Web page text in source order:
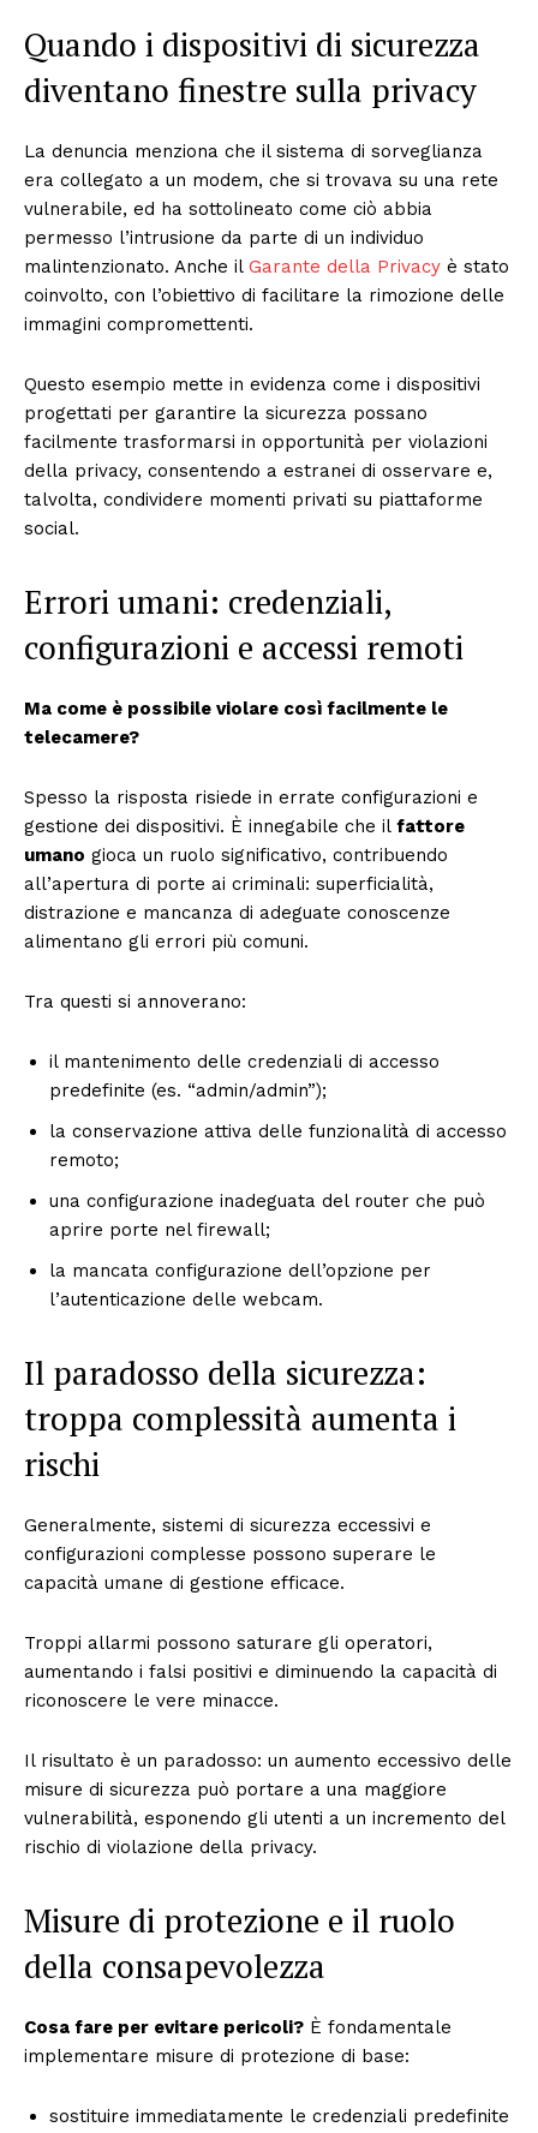
Quando i dispositivi di sicurezza
diventano finestre sulla privacy
La denuncia menziona che il sistema di sorveglianza
era collegato a un modem, che si trovava su una rete
vulnerabile, ed ha sottolineato come ciò abbia
permesso l’intrusione da parte di un individuo
malintenzionato. Anche il Garante della Privacy è stato
coinvolto, con l’obiettivo di facilitare la rimozione delle
immagini compromettenti.
Questo esempio mette in evidenza come i dispositivi
progettati per garantire la sicurezza possano
facilmente trasformarsi in opportunità per violazioni
della privacy, consentendo a estranei di osservare e,
talvolta, condividere momenti privati su piattaforme
social.
Errori umani: credenziali,
configurazioni e accessi remoti
Ma come è possibile violare così facilmente le
telecamere?
Spesso la risposta risiede in errate configurazioni e
gestione dei dispositivi. È innegabile che il fattore
umano gioca un ruolo significativo, contribuendo
all’apertura di porte ai criminali: superficialità,
distrazione e mancanza di adeguate conoscenze
alimentano gli errori più comuni.
Tra questi si annoverano:
il mantenimento delle credenziali di accesso
predefinite (es. “admin/admin”);
la conservazione attiva delle funzionalità di accesso
remoto;
una configurazione inadeguata del router che può
aprire porte nel firewall;
la mancata configurazione dell’opzione per
l’autenticazione delle webcam.
Il paradosso della sicurezza:
troppa complessità aumenta i
rischi
Generalmente, sistemi di sicurezza eccessivi e
configurazioni complesse possono superare le
capacità umane di gestione efficace.
Troppi allarmi possono saturare gli operatori,
aumentando i falsi positivi e diminuendo la capacità di
riconoscere le vere minacce.
Il risultato è un paradosso: un aumento eccessivo delle
misure di sicurezza può portare a una maggiore
vulnerabilità, esponendo gli utenti a un incremento del
rischio di violazione della privacy.
Misure di protezione e il ruolo
della consapevolezza
Cosa fare per evitare pericoli? È fondamentale
implementare misure di protezione di base:
sostituire immediatamente le credenziali predefinite